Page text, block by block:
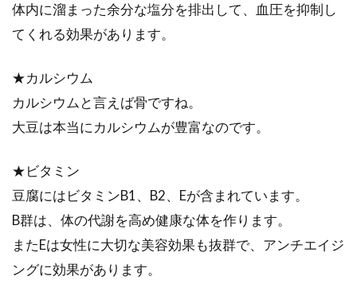
蕎麦を食べるときは小麦粉多い・少
ね。最近では、美容やダイエットでも蕎麦が注
目されていま...
玄米を食べると血糖値は上がるの
か？それとも下がるのか？
玄米が身体にいいことはよく知られています。
体内に溜まった余分な塩分を排出して、血圧を抑制し
てくれる効果があります。
★カルシウム
カルシウムと言えば骨ですね。
大豆は本当にカルシウムが豊富なのです。
★ビタミン
豆腐にはビタミンB1、B2、Eが含まれています。
B群は、体の代謝を高め健康な体を作ります。
またEは女性に大切な美容効果も抜群で、アンチエイジ
ングに効果があります。